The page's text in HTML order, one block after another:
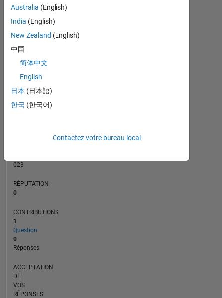
CONTRIBUTIONS L
0
1
023
RÉPUTATION
0
CONTRIBUTIONS
1
Question
0
Réponses
ACCEPTATION
DE
VOS
RÉPONSES
Australia (English)
India (English)
New Zealand (English)
中国
简体中文
English
日本 (日本語)
한국 (한국어)
Contactez votre bureau local